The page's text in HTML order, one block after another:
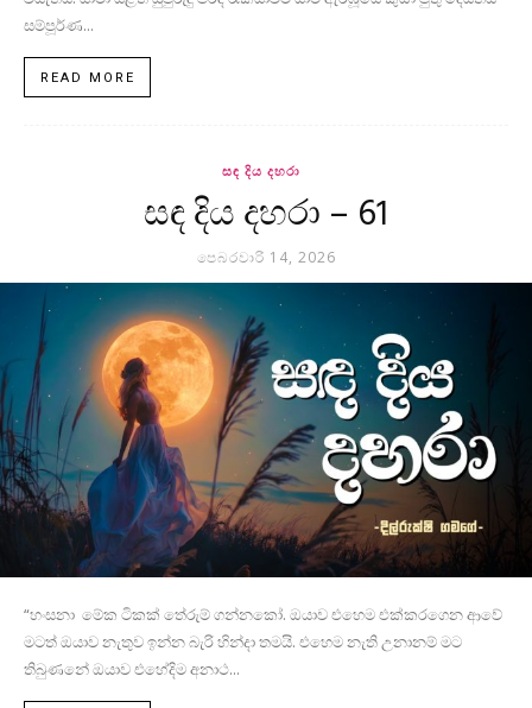
සම්පූර්ණ...
READ MORE
සඳ දිය දහරා
සඳ දිය දහරා – 61
පෙබරවාරි 14, 2026
“හංසනා මේක ටිකක් තේරුම් ගන්නකෝ. ඔයාව එහෙම එක්කරගෙන ආවේ
මටත් ඔයාව නැතුව ඉන්න බැරි හින්දා තමයි. එහෙම නැති උනානම් මට
තිබුණනේ ඔයාව එහේදිම අනාථ...